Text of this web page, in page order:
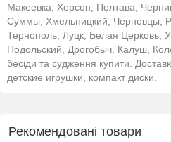
Макеевка, Херсон, Полтава,
Суммы, Хмельницкий, Черновцы,
Тернополь, Луцк, Белая Церковь,
Подольский, Дрогобыч, Калуш,
бесіди та судження купити.
детские игрушки, компакт диски.
Рекомендовані товари